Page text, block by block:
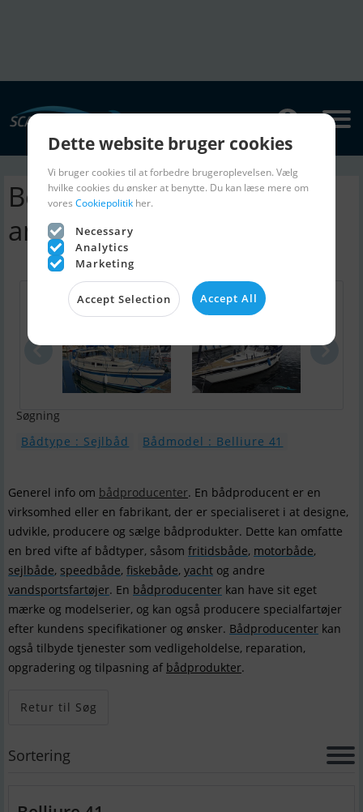
Belliure 41 sejlbåd | 2
annoncer
LM28 Nordship 37..
Søgning
Bådtype : Sejlbåd
Bådmodel : Belliure 41
Generel info om bådproducenter. En bådproducent er en
virksomhed eller en fabrikant, der er specialiseret i at designe,
udvikle, producere og sælge bådprodukter. Dette kan omfatte
en bred vifte af bådtyper, såsom fritidsbåde, motorbåde,
sejlbåde, speedbåde, fiskebåde, yacht og andre
vandsportsfartøjer. En bådproducenter kan have sit eget
mærke og modelserier, og kan også producere specialfartøjer
efter kundens specifikationer og ønsker. Bådproducenter kan
også tilbyde tjenester som vedligeholdelse, reparation,
opgradering og tilpasning af bådprodukter.
Retur til Søg
Sortering
Dette website bruger cookies
Vi bruger cookies til at forbedre brugeroplevelsen. Vælg
hvilke cookies du ønsker at benytte. Du kan læse mere om
vores Cookiepolitik her.
Necessary
Analytics
Marketing
Accept Selection Accept All